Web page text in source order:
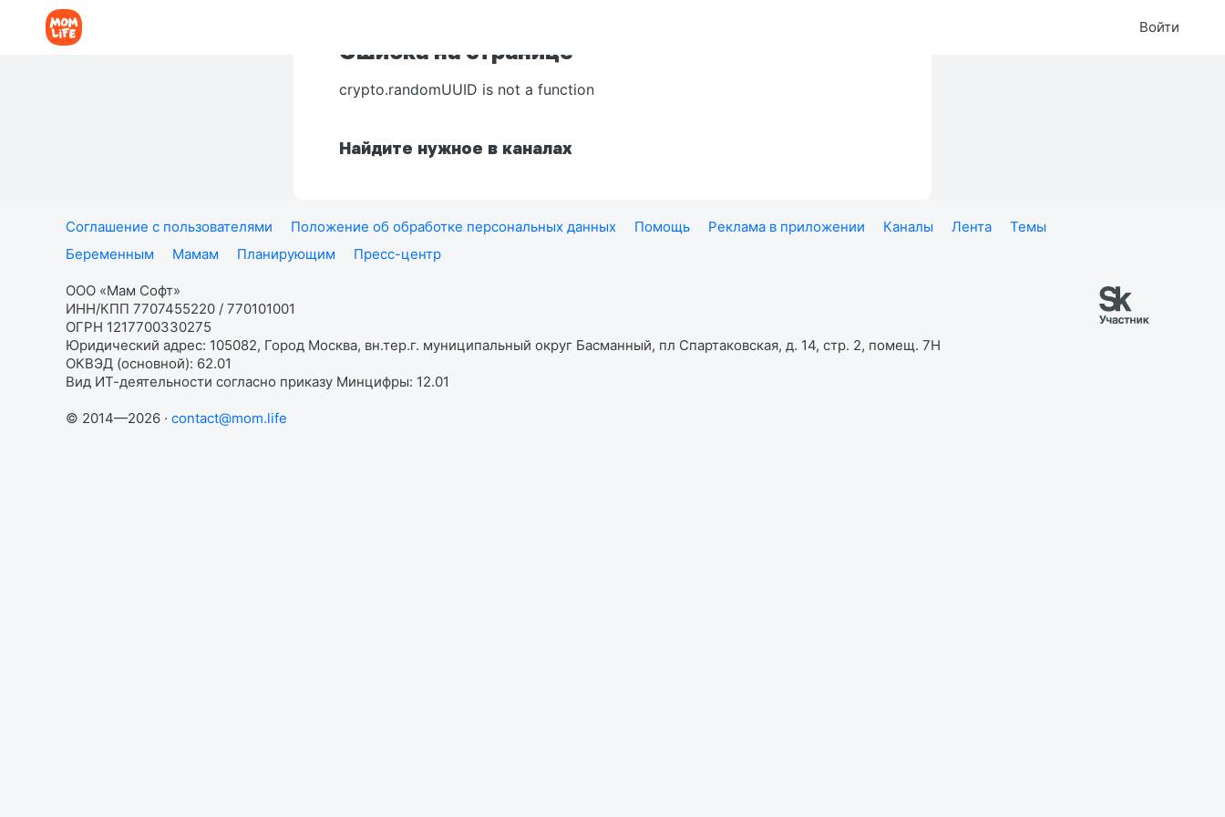
Войти
Ошибка на странице
crypto.randomUUID is not a function
Найдите нужное в каналах
Соглашение с пользователями Положение об обработке персональных данных Помощь Реклама в приложении Каналы Лента
Темы
Беременным
Мамам Планирующим Пресс-центр
ООО «Мам Софт»
ИНН/КПП 7707455220 / 770101001
ОГРН 1217700330275
Юридический адрес: 105082, Город Москва, вн.тер.г. муниципальный округ Басманный, пл Спартаковская, д. 14, стр. 2, помещ. 7Н
ОКВЭД (основной): 62.01
Вид ИТ-деятельности согласно приказу Минцифры: 12.01
© 2014—2026 · contact@mom.life